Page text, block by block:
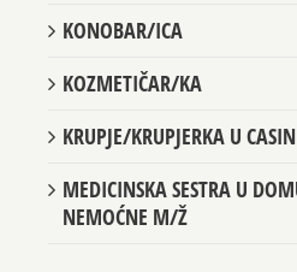
KONOBAR/ICA
KOZMETIČAR/KA
KRUPJE/KRUPJERKA U
MEDICINSKA SESTRA U
NEMOĆNE M/Ž